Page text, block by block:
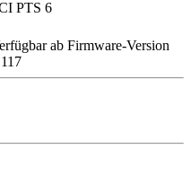
PTS 6
ab Firmware-Version